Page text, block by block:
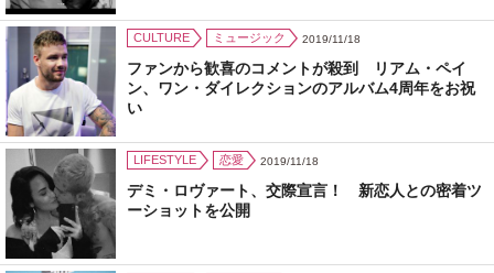
CULTURE ミュージック 2019/11/18
ファンから歓喜のコメントが殺到 リアム・ペイ
ン、ワン・ダイレクションのアルバム4周年をお祝
い
LIFESTYLE 恋愛 2019/11/18
デミ・ロヴァート、交際宣言！ 新恋人との密着ツ
ーショットを公開